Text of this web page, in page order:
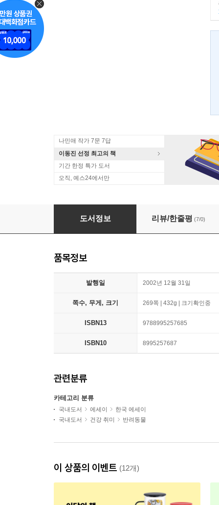
나민애 작가 7문 7답
이동진 선정 최고의 책
기간 한정 특가 도서
오직, 예스24에서만
고양이라서 다행이야
도서정보 리뷰/한줄평 (7/0)
품목정보
발행일 2002년 12월 31일
쪽수, 무게, 크기 269쪽 | 432g | 크기확인중
ISBN13 9788995257685
ISBN10 8995257687
관련분류
카테고리 분류
국내도서 에세이
한국 에세이
국내도서
건강 취미 반려동물
이 상품의 이벤트 (12개)